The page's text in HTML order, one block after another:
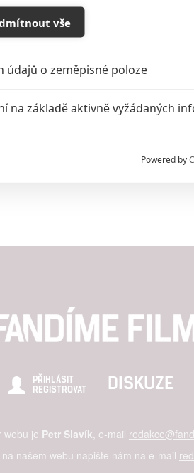
PŘIHLÁSIT
REGISTROVAT
DISKUZE
webu je Petr Slavík , e-mail
našem webu napište nám na e-mail
vše
údajů o zeměpisné poloze
na základě aktivně vyžádaných
k informacím v zařízení
reklamy a obsahu
Powered by